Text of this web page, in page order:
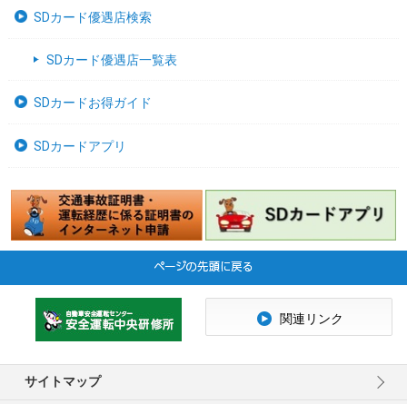
SDカード優遇店検索
SDカード優遇店一覧表
SDカードお得ガイド
SDカードアプリ
サイトマップ
関連リンク